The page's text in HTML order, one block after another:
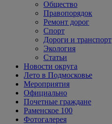
Общество
Правопорядок
Ремонт дорог
Спорт
Дороги и транспорт
Экология
Статьи
Новости округа
Лето в Подмосковье
Мероприятия
Официально
Почетные граждане
Раменское 100
Фотогалерея